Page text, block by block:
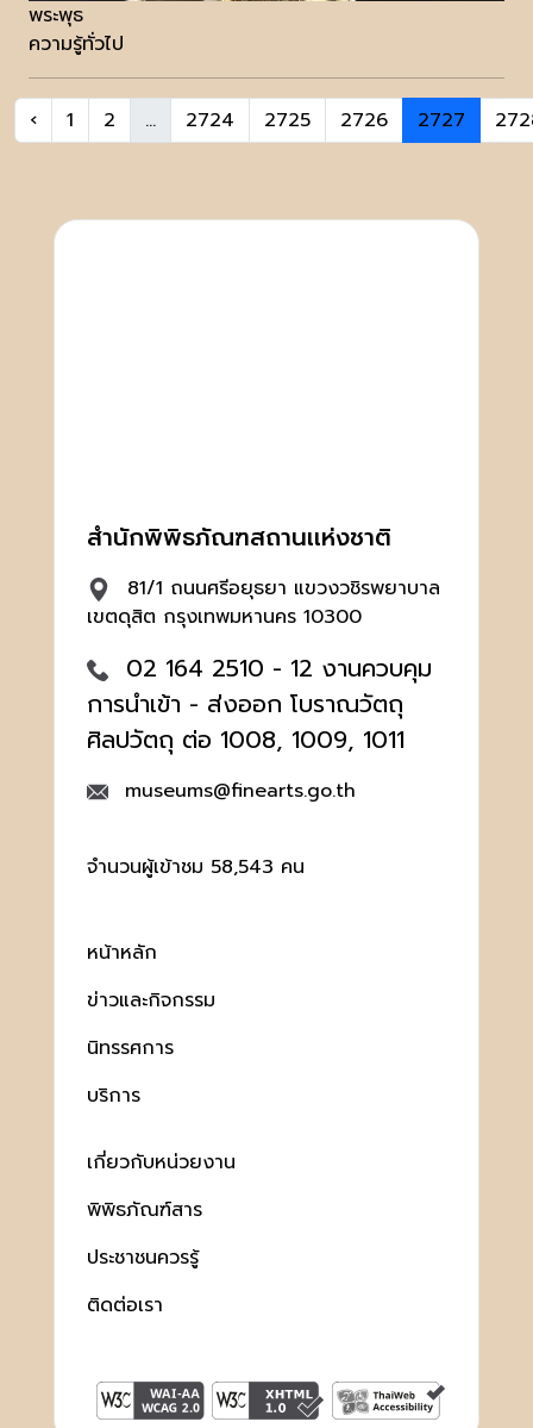
พระพุธ
ความรู้ทั่วไป
‹ 1 2 ... 2724 2725 2726 2727
สำนักพิพิธภัณฑสถานเเห่งชาติ
81/1 ถนนศรีอยุธยา แขวงวชิรพยาบาล
เขตดุสิต กรุงเทพมหานคร 10300
02 164 2510 - 12 งานควบคุม
การนำเข้า - ส่งออก โบราณวัตถุ
ศิลปวัตถุ ต่อ 1008, 1009, 1011
museums@finearts.go.th
จำนวนผู้เข้าชม 58,543 คน
หน้าหลัก
ข่าวและกิจกรรม
นิทรรศการ
บริการ
เกี่ยวกับหน่วยงาน
พิพิธภัณฑ์สาร
ประชาชนควรรู้
ติดต่อเรา